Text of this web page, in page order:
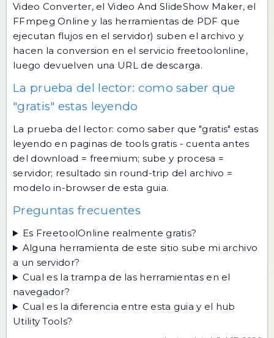
Video Converter, elVideo And SlideShow Maker, el
FFmpeg Online y las herramientas de PDF que
ejecutan flujos en el servidor) suben el archivo y
hacen la conversion en el servicio freetoolonline,
luego devuelven una URL de descarga.
La prueba del lector: como saber que
"gratis" estas leyendo
La prueba del lector: como saber que "gratis" estas
leyendo en paginas de tools gratis - cuenta antes
del download = freemium; sube y procesa =
servidor; resultado sin round-trip del archivo =
modelo in-browser de esta guia.
Preguntas frecuentes
Es FreetoolOnline realmente gratis?
Alguna herramienta de este sitio sube mi archivo
a un servidor?
Cual es la trampa de las herramientas en el
navegador?
Cual es la diferencia entre esta guia y el hub
Utility Tools?